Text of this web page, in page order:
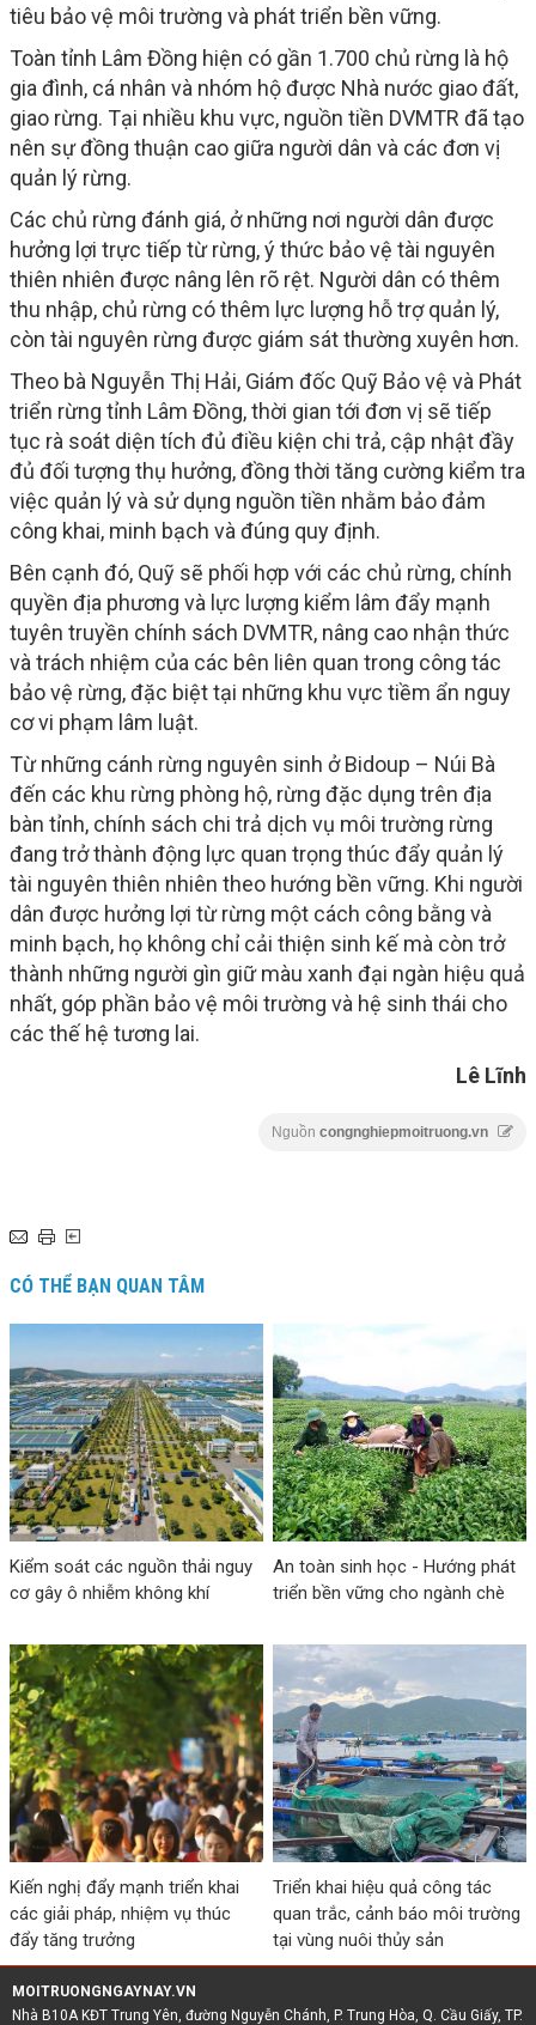
tiêu bảo vệ môi trường và phát triển bền vững.
Toàn tỉnh Lâm Đồng hiện có gần 1.700 chủ rừng là hộ
gia đình, cá nhân và nhóm hộ được Nhà nước giao đất,
giao rừng. Tại nhiều khu vực, nguồn tiền DVMTR đã tạo
nên sự đồng thuận cao giữa người dân và các đơn vị
quản lý rừng.
Các chủ rừng đánh giá, ở những nơi người dân được
hưởng lợi trực tiếp từ rừng, ý thức bảo vệ tài nguyên
thiên nhiên được nâng lên rõ rệt. Người dân có thêm
thu nhập, chủ rừng có thêm lực lượng hỗ trợ quản lý,
còn tài nguyên rừng được giám sát thường xuyên hơn.
Theo bà Nguyễn Thị Hải, Giám đốc Quỹ Bảo vệ và Phát
triển rừng tỉnh Lâm Đồng, thời gian tới đơn vị sẽ tiếp
tục rà soát diện tích đủ điều kiện chi trả, cập nhật đầy
đủ đối tượng thụ hưởng, đồng thời tăng cường kiểm tra
việc quản lý và sử dụng nguồn tiền nhằm bảo đảm
công khai, minh bạch và đúng quy định.
Bên cạnh đó, Quỹ sẽ phối hợp với các chủ rừng, chính
quyền địa phương và lực lượng kiểm lâm đẩy mạnh
tuyên truyền chính sách DVMTR, nâng cao nhận thức
và trách nhiệm của các bên liên quan trong công tác
bảo vệ rừng, đặc biệt tại những khu vực tiềm ẩn nguy
cơ vi phạm lâm luật.
Từ những cánh rừng nguyên sinh ở Bidoup – Núi Bà
đến các khu rừng phòng hộ, rừng đặc dụng trên địa
bàn tỉnh, chính sách chi trả dịch vụ môi trường rừng
đang trở thành động lực quan trọng thúc đẩy quản lý
tài nguyên thiên nhiên theo hướng bền vững. Khi người
dân được hưởng lợi từ rừng một cách công bằng và
minh bạch, họ không chỉ cải thiện sinh kế mà còn trở
thành những người gìn giữ màu xanh đại ngàn hiệu quả
nhất, góp phần bảo vệ môi trường và hệ sinh thái cho
các thế hệ tương lai.
Lê Lĩnh
Nguồn congnghiepmoitruong.vn
CÓ THỂ BẠN QUAN TÂM
Kiểm soát các nguồn thải nguy
cơ gây ô nhiễm không khí
An toàn sinh học - Hướng phát
triển bền vững cho ngành chè
Kiến nghị đẩy mạnh triển khai
các giải pháp, nhiệm vụ thúc
đẩy tăng trưởng
Triển khai hiệu quả công tác
quan trắc, cảnh báo môi trường
tại vùng nuôi thủy sản
MOITRUONGNGAYNAY.VN
Nhà B10A KĐT Trung Yên, đường Nguyễn Chánh, P. Trung Hòa, Q. Cầu Giấy, TP.